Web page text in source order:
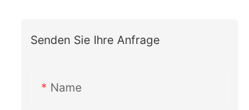
Senden Sie Ihre Anfrage
Name